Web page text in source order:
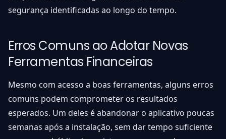
segurança identificadas ao longo do tempo.
Erros Comuns ao Adotar Novas
Ferramentas Financeiras
Mesmo com acesso a boas ferramentas, alguns erros
comuns podem comprometer os resultados
esperados. Um deles é abandonar o aplicativo poucas
semanas após a instalação, sem dar tempo suficiente